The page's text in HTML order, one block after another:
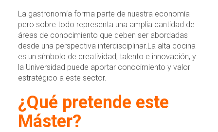
La gastronomía forma parte de nuestra economía
pero sobre todo representa una amplia cantidad de
áreas de conocimiento que deben ser abordadas
desde una perspectiva interdisciplinar.La alta cocina
es un símbolo de creatividad, talento e innovación, y
la Universidad puede aportar conocimiento y valor
estratégico a este sector.
¿Qué pretende este
Máster?